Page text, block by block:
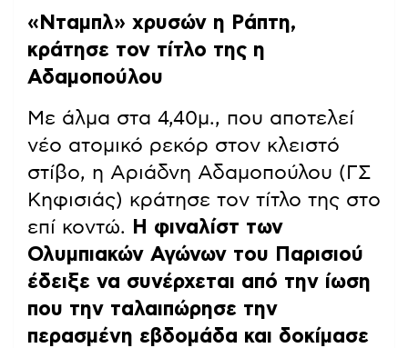
«Νταμπλ» χρυσών η Ράπτη,
κράτησε τον τίτλο της η
Αδαμοπούλου
Με άλμα στα 4,40μ., που αποτελεί
νέο ατομικό ρεκόρ στον κλειστό
στίβο, η Αριάδνη Αδαμοπούλου (ΓΣ
Κηφισιάς) κράτησε τον τίτλο της στο
επί κοντώ.
Η φιναλίστ των
Ολυμπιακών Αγώνων του Παρισιού
έδειξε να συνέρχεται από την ίωση
που την ταλαιπώρησε την
περασμένη εβδομάδα και δοκίμασε